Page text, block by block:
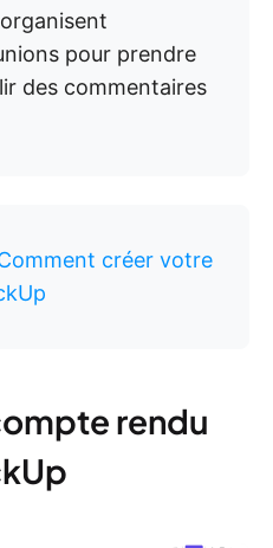
pour prendre
des commentaires
créer votre
rendu